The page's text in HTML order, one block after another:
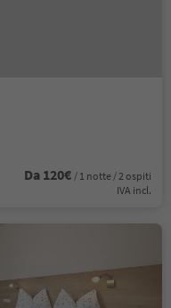
Da 120€ / 1 notte / 2 ospiti
IVA incl.